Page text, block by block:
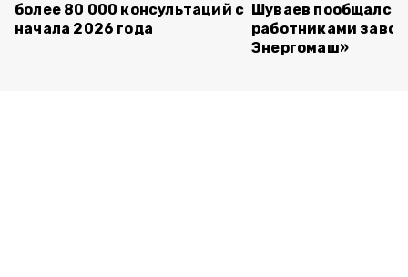
более 80 000 консультаций с
начала 2026 года
Шуваев пообщался
работниками
Энергомаш»